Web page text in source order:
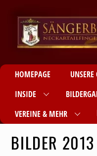
HOMEPAGE
INSIDE
VEREINE & MEHR
BILDER 2013